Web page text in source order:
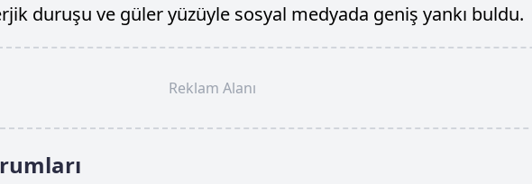
duruşu ve güler yüzüyle sosyal medyada geniş yankı buldu.
Reklam Alanı